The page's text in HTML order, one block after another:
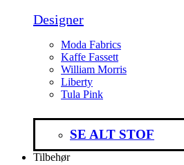
Designer
Moda Fabrics
Kaffe Fassett
William Morris
Liberty
Tula Pink
SE ALT STOF
Tilbehør